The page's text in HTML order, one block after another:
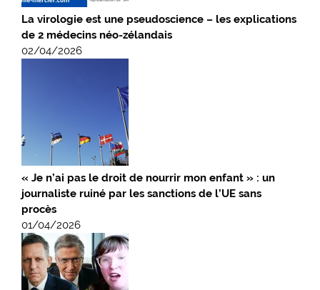
La virologie est une pseudoscience – les explications
de 2 médecins néo-zélandais
02/04/2026
« Je n’ai pas le droit de nourrir mon enfant » : un
journaliste ruiné par les sanctions de l’UE sans
procès
01/04/2026